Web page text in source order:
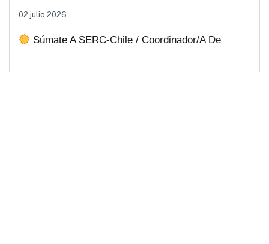
Soluciones Energéticas Y Políticas
02 julio 2026
Súmate A SERC-Chile / Coordinador/a De